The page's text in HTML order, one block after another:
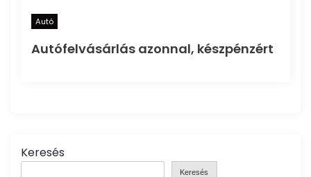
Autó
Autófelvásárlás azonnal, készpénzért
Keresés
Keresés